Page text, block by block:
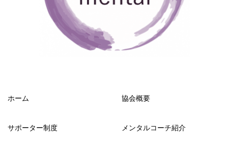
ホーム 協会概要
サポーター制度 メンタルコーチ紹介